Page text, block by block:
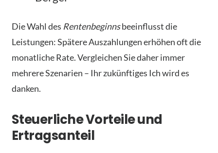
Die Wahl des Rentenbeginnsbeeinflusst die
Leistungen: Spätere Auszahlungen erhöhen oft die
monatliche Rate. Vergleichen Sie daher immer
mehrere Szenarien – Ihr zukünftiges Ich wird es
danken.
Steuerliche Vorteile und
Ertragsanteil